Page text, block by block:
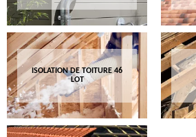
ISOLATION DE TOITURE 46
LOT